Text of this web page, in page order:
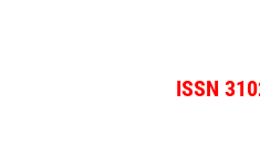
ISSN